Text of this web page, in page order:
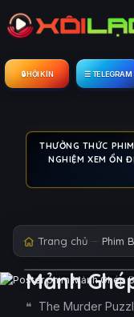
🔒︎ HỘI KÍN ☰ TELEGRAM
THƯỞNG THỨC
NGHIỆM XEM ỔN
Trang chủ Phim
Mảnh
The Murder